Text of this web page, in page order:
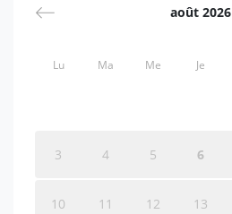
août 2026
Lu Ma Me Je
3 4 5 6
10 11 12 13